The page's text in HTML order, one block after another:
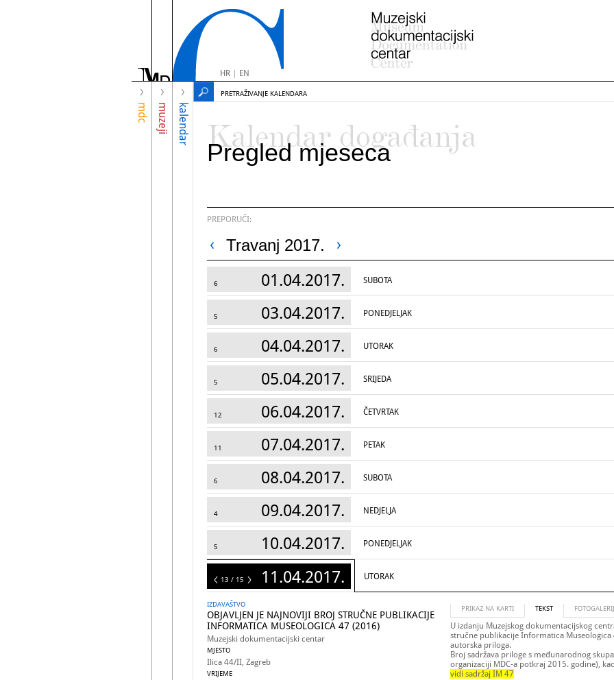
HR| EN
mdc muzeji kalendar
PRETRAŽIVANJE KALENDARA
Kalendar događanja
Pregled mjeseca
PREPORUČI:
Travanj 2017.
6 01.04.2017. SUBOTA
5 03.04.2017. PONEDJELJAK
6 04.04.2017. UTORAK
5 05.04.2017. SRIJEDA
12 06.04.2017. ČETVRTAK
11 07.04.2017. PETAK
6 08.04.2017. SUBOTA
4 09.04.2017. NEDJELJA
5 10.04.2017. PONEDJELJAK
15 11.04.2017. UTORAK
13 / 15
IZDAVAŠTVO
OBJAVLJEN JE NAJNOVIJI BROJ STRUČNE PUBLIKACIJE
INFORMATICA MUSEOLOGICA 47 (2016)
Muzejski dokumentacijski centar
MJESTO
Ilica 44/II, Zagreb
VRIJEME
PRIKAZ NA KARTI TEKST
U izdanju Muzejskog dokumentacijskog
stručne publikacije Informatica
autorska priloga.
Broj sadržava priloge s međunarodnog
organizaciji MDC-a potkraj 2015. godine),
vidi sadržaj IM 47